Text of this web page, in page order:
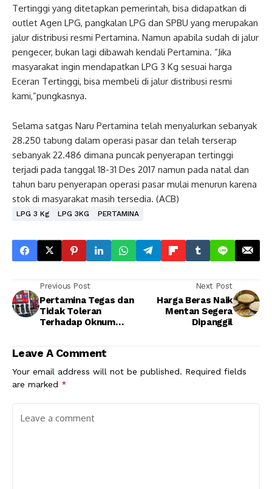
Tertinggi yang ditetapkan pemerintah, bisa didapatkan di
outlet Agen LPG, pangkalan LPG dan SPBU yang merupakan
jalur distribusi resmi Pertamina. Namun apabila sudah di jalur
pengecer, bukan lagi dibawah kendali Pertamina. “Jika
masyarakat ingin mendapatkan LPG 3 Kg sesuai harga
Eceran Tertinggi, bisa membeli di jalur distribusi resmi
kami,”pungkasnya.
Selama satgas Naru Pertamina telah menyalurkan sebanyak
28.250 tabung dalam operasi pasar dan telah terserap
sebanyak 22.486 dimana puncak penyerapan tertinggi
terjadi pada tanggal 18-31 Des 2017 namun pada natal dan
tahun baru penyerapan operasi pasar mulai menurun karena
stok di masyarakat masih tersedia. (ACB)
LPG 3 Kg LPG 3KG PERTAMINA
Previous Post
Pertamina Tegas dan
Tidak Toleran
Terhadap Oknum
Next Post
Harga Beras Naik
Mentan Segera
Dipanggil
Leave A Comment
Your email address will not be published. Required fields
are marked *